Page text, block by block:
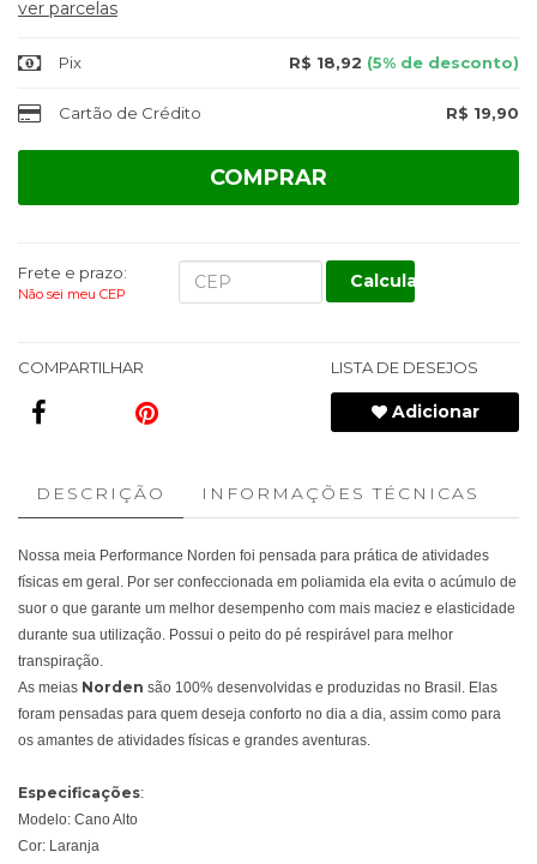
ver parcelas
Pix R$ 18,92 (5% de desconto)
Cartão de Crédito R$ 19,90
COMPRAR
Frete e prazo:
Não sei meu CEP
Calcular
COMPARTILHAR LISTA DE DESEJOS
Adicionar
DESCRIÇÃO INFORMAÇÕES TÉCNICAS
Nossa meia Performance Norden foi pensada para prática de atividades
físicas em geral. Por ser confeccionada em poliamida ela evita o acúmulo de
suor o que garante um melhor desempenho com mais maciez e elasticidade
durante sua utilização. Possui o peito do pé respirável para melhor
transpiração.
As meias Norden são 100% desenvolvidas e produzidas no Brasil. Elas
foram pensadas para quem deseja conforto no dia a dia, assim como para
os amantes de atividades físicas e grandes aventuras.
Especificações:
Modelo: Cano Alto
Cor: Laranja